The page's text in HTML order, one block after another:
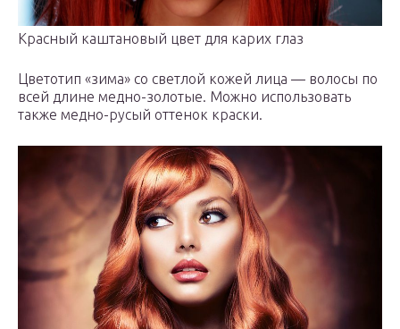
Красный каштановый цвет для карих глаз
Цветотип «зима» со светлой кожей лица — волосы по
всей длине медно-золотые. Можно использовать
также медно-русый оттенок краски.